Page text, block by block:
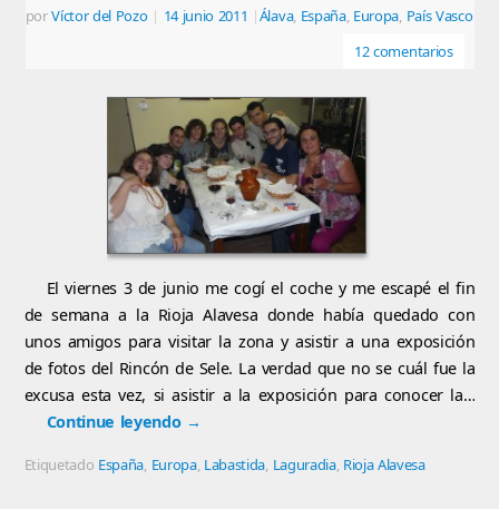
porVíctor del Pozo | 14 junio 2011 |Álava, España, Europa País Vasco
12 comentarios
El viernes 3 de junio me cogí el coche y me escapé el fin
de semana a la Rioja Alavesa donde había quedado con
unos amigos para visitar la zona y asistir a una exposición
de fotos del Rincón de Sele. La verdad que no se cuál fue la
excusa esta vez, si asistir a la exposición para conocer la…
Continue leyendo →
Etiquetado España, Europa, Labastida, Laguradia, Rioja Alavesa